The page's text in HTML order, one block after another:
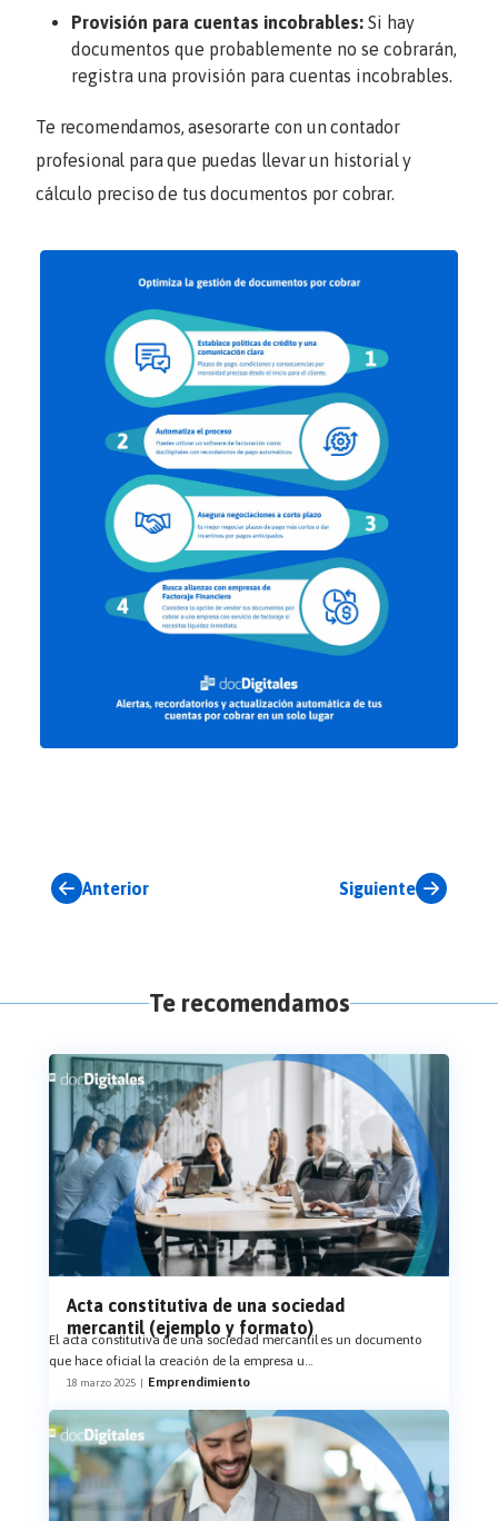
Provisión para cuentas incobrables: Si hay
documentos que probablemente no se cobrarán,
registra una provisión para cuentas incobrables.
Te recomendamos, asesorarte con un contador
profesional para que puedas llevar un historial y
cálculo preciso de tus documentos por cobrar.
Anterior Siguiente
Te recomendamos
Acta constitutiva de una sociedad
mercantil (ejemplo y formato)
El acta constitutiva de una sociedad mercantil es un documento
que hace oficial la creación de la empresa u...
18 marzo 2025 | Emprendimiento